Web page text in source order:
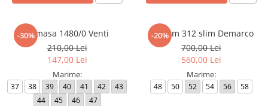
-30%Camasa 1480/0 Venti
210,00 Lei
147,00 Lei
Marime:
37 38 39 40 41 42
43
44
45 46 47
-20%
Costum 312 slim Demarco
700,00 Lei
560,00 Lei
Marime:
48 50 52 54 56 58